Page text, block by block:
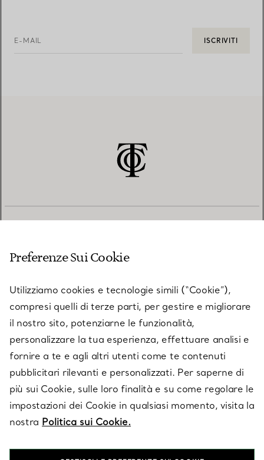
E-MAIL ISCRIVITI
SU TIFFANY & CO.
LEGALE
SEGUICI
Preferenze Sui Cookie
Utilizziamo cookies e tecnologie simili (“Cookie”),
compresi quelli di terze parti, per gestire e migliorare
il nostro sito, potenziarne le funzionalità,
personalizzare la tua esperienza, effettuare analisi e
fornire a te e agli altri utenti come te contenuti
pubblicitari rilevanti e personalizzati. Per saperne di
più sui Cookie, sulle loro finalità e su come regolare le
impostazioni dei Cookie in qualsiasi momento, visita la
nostra Politica sui Cookie.